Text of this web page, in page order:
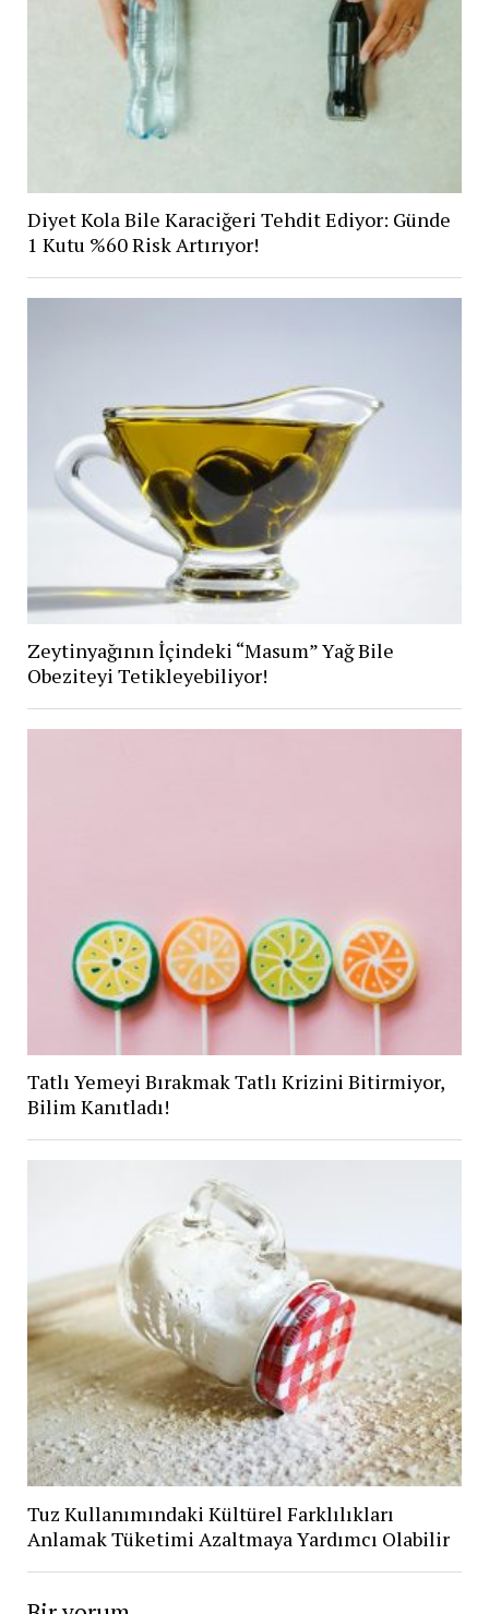
Diyet Kola Bile Karaciğeri Tehdit Ediyor: Günde
1 Kutu %60 Risk Artırıyor!
Zeytinyağının İçindeki “Masum” Yağ Bile
Obeziteyi Tetikleyebiliyor!
Tatlı Yemeyi Bırakmak Tatlı Krizini Bitirmiyor,
Bilim Kanıtladı!
Tuz Kullanımındaki Kültürel Farklılıkları
Anlamak Tüketimi Azaltmaya Yardımcı Olabilir